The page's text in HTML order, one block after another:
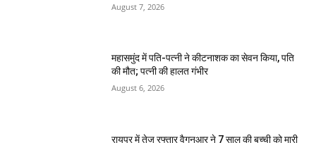
August 7, 2026
महासमुंद में पति-पत्नी ने कीटनाशक का सेवन किया, पति
की मौत; पत्नी की हालत गंभीर
August 6, 2026
रायपुर में तेज रफ्तार वैगनआर ने 7 साल की बच्ची को मारी